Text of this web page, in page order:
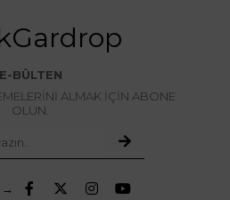
E-BÜLTEN
ALMAK İÇİN ABONE
OLUN.
→